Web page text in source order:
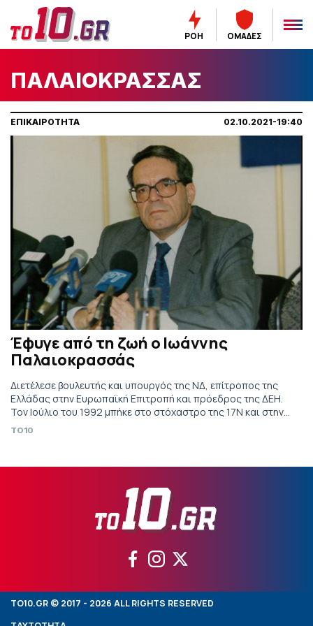
ΡΟΗ ΟΜΑΔΕΣ
ΠΑΛΑΙΟΚΡΑΣΣΑΣ
ΕΠΙΚΑΙΡΟΤΗΤΑ 02.10.2021-19:40
Έφυγε από τη ζωή ο Ιωάννης
Παλαιοκρασσάς
Διετέλεσε βουλευτής και υπουργός της ΝΔ, επίτροπος της
Ελλάδας στην Ευρωπαϊκή Επιτροπή και πρόεδρος της ΔΕΗ.
Τον Ιούλιο του 1992 μπήκε στο στόχαστρο της 17Ν και στην
επίθεση με ρουκέτα που δέχτηκε ο ίδιος έζησε από θαύμα
TO10
TO10.GR © 2017 - 2026 ALL RIGHTS RESERVED